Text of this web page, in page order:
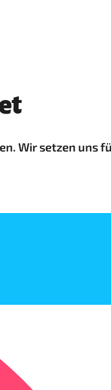
Wir setzen uns